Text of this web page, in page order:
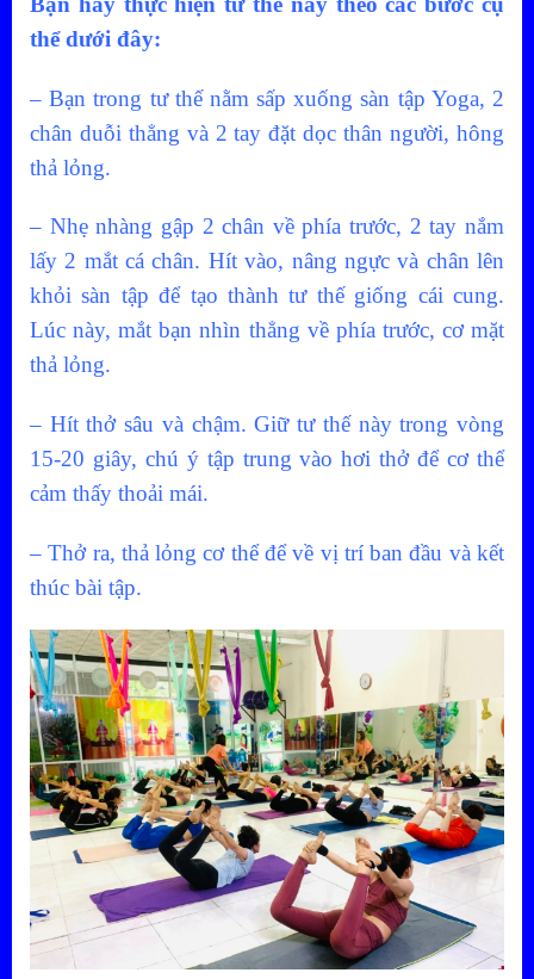
thể dưới đây:
– Bạn trong tư thế nằm sấp xuống sàn tập Yoga, 2
chân duỗi thẳng và 2 tay đặt dọc thân người, hông
thả lỏng.
– Nhẹ nhàng gập 2 chân về phía trước, 2 tay nắm
lấy 2 mắt cá chân. Hít vào, nâng ngực và chân lên
khỏi sàn tập để tạo thành tư thế giống cái cung.
Lúc này, mắt bạn nhìn thẳng về phía trước, cơ mặt
thả lỏng.
– Hít thở sâu và chậm. Giữ tư thế này trong vòng
15-20 giây, chú ý tập trung vào hơi thở để cơ thể
cảm thấy thoải mái.
– Thở ra, thả lỏng cơ thể để về vị trí ban đầu và kết
thúc bài tập.